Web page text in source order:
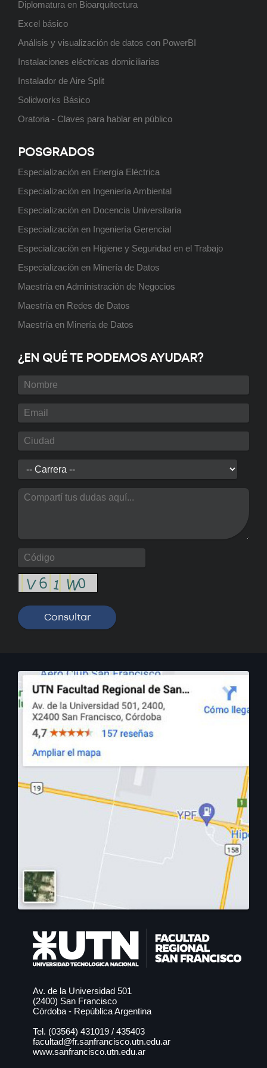
Posgrado: Especialización en
Próximamente
Ingeniería Ambiental
Tecnicatura Universitaria en
Próximamente
Energía Eléctrica
Próximamente
Posgrado: Maestría en Redes de
Datos
Curso: Instalador de Aire Split
Próximamente
Diplomatura en Bioarquitectura
Excel básico
Análisis y visualización de datos con PowerBI
Instalaciones eléctricas domiciliarias
Instalador de Aire Split
Solidworks Básico
Oratoria - Claves para hablar en público
POSGRADOS
Especialización en Energía Eléctrica
Especialización en Ingeniería Ambiental
Especialización en Docencia Universitaria
Especialización en Ingeniería Gerencial
Especialización en Higiene y Seguridad en el Trabajo
Especialización en Minería de Datos
Maestría en Administración de Negocios
Maestría en Redes de Datos
Maestría en Minería de Datos
¿EN QUÉ TE PODEMOS AYUDAR?
Av. de la Universidad 501
(2400) San Francisco
Córdoba - República Argentina
Tel. (03564) 431019 / 435403
facultad@fr.sanfrancisco.utn.edu.ar
www.sanfrancisco.utn.edu.ar